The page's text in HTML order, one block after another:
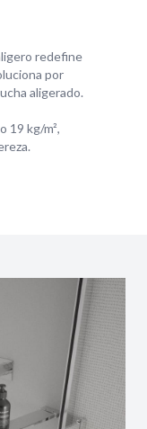
redefine
por
aligerado.
19 kg/m²,